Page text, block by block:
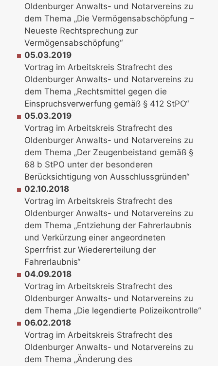
Oldenburger Anwalts- und Notarvereins zu
dem Thema „Die Vermögensabschöpfung –
Neueste Rechtsprechung zur
Vermögensabschöpfung“
05.03.2019
Vortrag im Arbeitskreis Strafrecht des
Oldenburger Anwalts- und Notarvereins zu
dem Thema „Rechtsmittel gegen die
Einspruchsverwerfung gemäß § 412 StPO“
05.03.2019
Vortrag im Arbeitskreis Strafrecht des
Oldenburger Anwalts- und Notarvereins zu
dem Thema „Der Zeugenbeistand gemäß §
68 b StPO unter der besonderen
Berücksichtigung von Ausschlussgründen“
02.10.2018
Vortrag im Arbeitskreis Strafrecht des
Oldenburger Anwalts- und Notarvereins zu
dem Thema „Entziehung der Fahrerlaubnis
und Verkürzung einer angeordneten
Sperrfrist zur Wiedererteilung der
Fahrerlaubnis“
04.09.2018
Vortrag im Arbeitskreis Strafrecht des
Oldenburger Anwalts- und Notarvereins zu
dem Thema „Die legendierte Polizeikontrolle“
06.02.2018
Vortrag im Arbeitskreis Strafrecht des
Oldenburger Anwalts- und Notarvereins zu
dem Thema „Änderung des